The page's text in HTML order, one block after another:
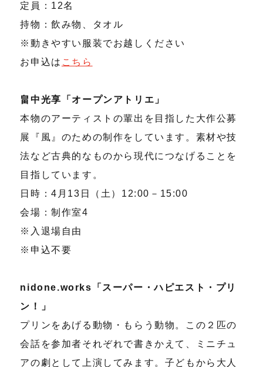
定員：12名
持物：飲み物、タオル
※動きやすい服装でお越しください
お申込は こちら
畠中光享「オープンアトリエ」
本物のアーティストの輩出を目指した大作公募
展『風』のための制作をしています。素材や技
法など古典的なものから現代につなげることを
目指しています。
日時：4月13日（土）12:00－15:00
会場：制作室4
※入退場自由
※申込不要
nidone.works「スーパー・ハピエスト・プリ
ン！」
プリンをあげる動物・もらう動物。この２匹の
会話を参加者それぞれで書きかえて、ミニチュ
アの劇として上演してみます。子どもから大人